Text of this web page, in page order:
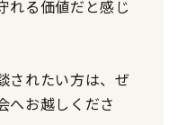
れる価値だと感じ
されたい方は、ぜ
へお越しくださ